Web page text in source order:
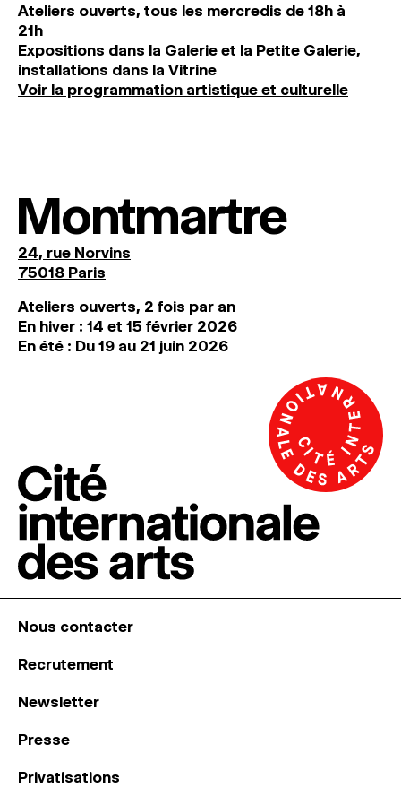
Ateliers ouverts, tous les mercredis de 18h à
21h
Expositions dans la Galerie et la Petite Galerie,
installations dans la Vitrine
Voir la programmation artistique et culturelle
Montmartre
24, rue Norvins
75018 Paris
Ateliers ouverts, 2 fois par an
En hiver : 14 et 15 février 2026
En été : Du 19 au 21 juin 2026
Nous contacter
Recrutement
Newsletter
Presse
Privatisations